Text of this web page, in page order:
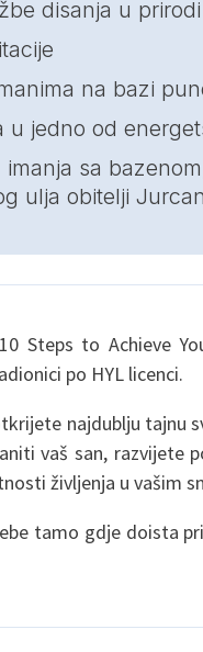
disanja u prirodi
na bazi
u jedno od
imanja sa
ulja obitelji Jurcan
Steps to Achieve
po HYL licenci.
najdublju tajnu
vaš san, razvijete
življenja u vašim
tamo gdje doista